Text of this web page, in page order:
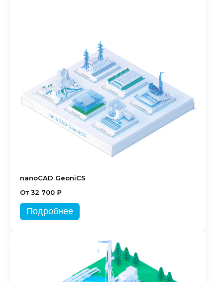
nanoCAD GeoniCS
От 32 700 ₽
Подробнее